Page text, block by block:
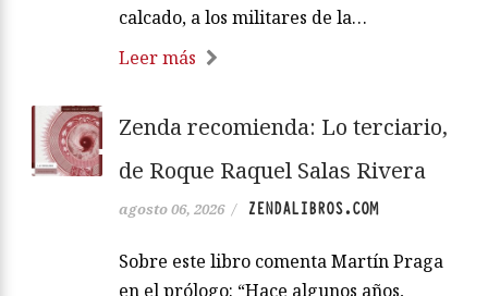
calcado, a los militares de la…
Leer más
Zenda recomienda: Lo terciario,
de Roque Raquel Salas Rivera
agosto 06, 2026 / ZENDALIBROS.COM
Sobre este libro comenta Martín Praga
en el prólogo: “Hace algunos años,